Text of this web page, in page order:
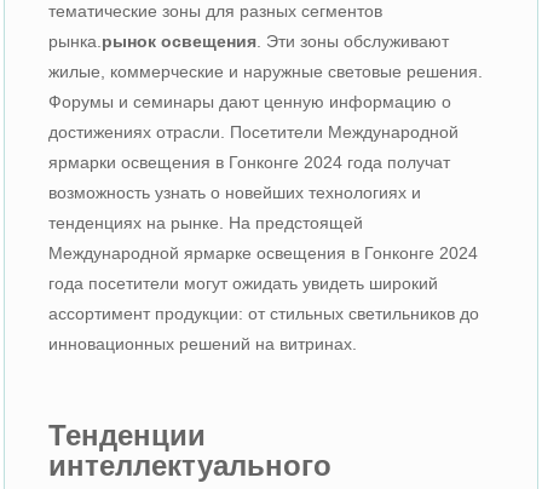
тематические зоны для разных сегментов
рынка. рынок освещения . Эти зоны обслуживают
жилые, коммерческие и наружные световые решения.
Форумы и семинары дают ценную информацию о
достижениях отрасли. Посетители Международной
ярмарки освещения в Гонконге 2024 года получат
возможность узнать о новейших технологиях и
тенденциях на рынке. На предстоящей
Международной ярмарке освещения в Гонконге 2024
года посетители могут ожидать увидеть широкий
ассортимент продукции: от стильных светильников до
инновационных решений на витринах.
Тенденции
интеллектуального